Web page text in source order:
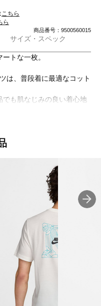
こちら
ら
商品番号：9500560015
サイズ・スペック
トな一枚。
は、普段着に最適なコット
でも肌なじみの良い着心地
AR4999101